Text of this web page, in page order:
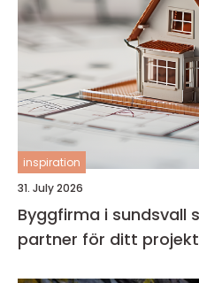
inspiration
31. July 2026
Byggfirma i sundsvall så väljer du rätt
partner för ditt projekt